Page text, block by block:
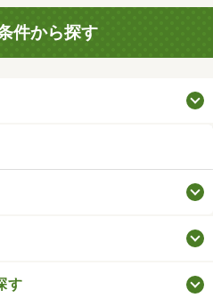
件から探す
す